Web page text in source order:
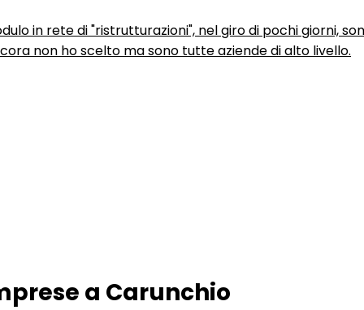
in rete di "ristrutturazioni", nel giro di pochi giorni,
non ho scelto ma sono tutte aziende di alto livello.
a Carunchio